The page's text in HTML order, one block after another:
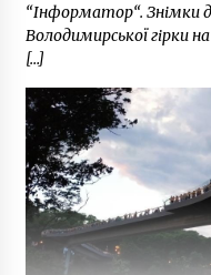
“Інформатор“.
Володимирської гірки
[…]